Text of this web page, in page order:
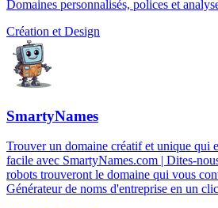
Domaines personnalisés, polices et
Création et Design
SmartyNames
Trouver un domaine créatif et unique qui
facile avec SmartyNames.com | Dites-
robots trouveront le domaine qui vous
Générateur de noms d'entreprise en un